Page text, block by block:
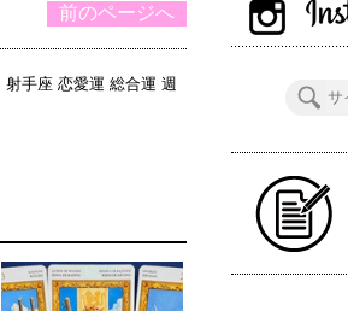
前のページへ
射手座 恋愛運 総合運 週